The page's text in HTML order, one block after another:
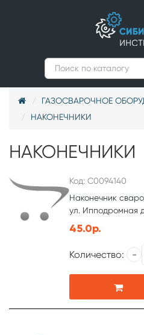
ГАЗОСВАРОЧНОЕ
НАКОНЕЧНИКИ
НАКОНЕЧНИКИ
Код: С0094140
Наконечник
ул. Ипподромная
45.0р.
Количество: